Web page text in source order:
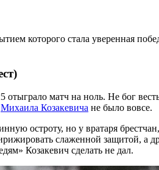
которого стала уверенная
матч на ноль. Не бог
Михаила Козакевича не было вовсе.
остроту, но у вратаря
слаженной защитой, а
Козакевич сделать не дал.